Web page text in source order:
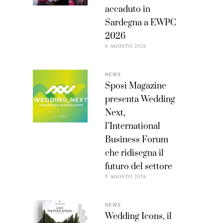
accaduto in
Sardegna a EWPC
2026
6 AGOSTO 2026
NEWS
Sposi Magazine
presenta Wedding
Next,
l’International
Business Forum
che ridisegna il
futuro del settore
5 AGOSTO 2026
NEWS
Wedding Icons, il